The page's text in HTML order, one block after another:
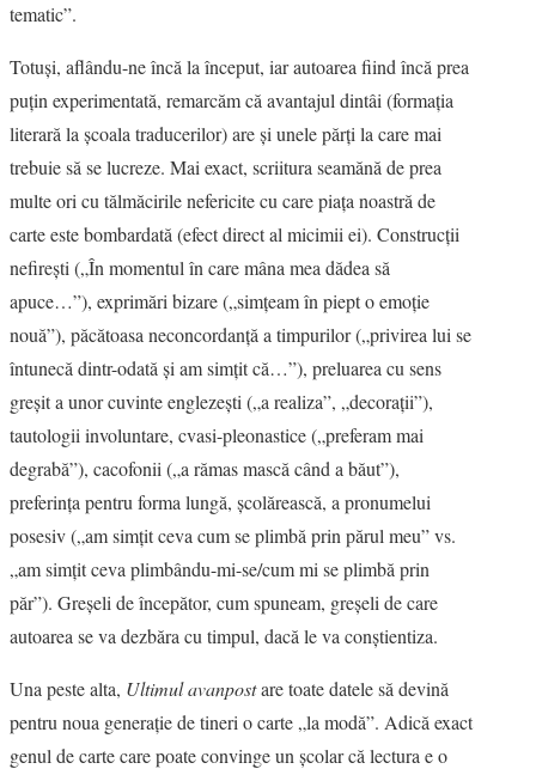
tematic”.
Totuşi, aflându-ne încă la început, iar autoarea fiind încă prea
puţin experimentată, remarcăm că avantajul dintâi (formaţia
literară la şcoala traducerilor) are şi unele părţi la care mai
trebuie să se lucreze. Mai exact, scriitura seamănă de prea
multe ori cu tălmăcirile nefericite cu care piaţa noastră de
carte este bombardată (efect direct al micimii ei). Construcţii
nefireşti („În momentul în care mâna mea dădea să
apuce…”), exprimări bizare („simţeam în piept o emoţie
nouă”), păcătoasa neconcordanţă a timpurilor („privirea lui se
întunecă dintr-odată şi am simţit că…”), preluarea cu sens
greşit a unor cuvinte englezeşti („a realiza”, „decoraţii”),
tautologii involuntare, cvasi-pleonastice („preferam mai
degrabă”), cacofonii („a rămas mască când a băut”),
preferinţa pentru forma lungă, şcolărească, a pronumelui
posesiv („am simţit ceva cum se plimbă prin părul meu” vs.
„am simţit ceva plimbându-mi-se/cum mi se plimbă prin
păr”). Greşeli de începător, cum spuneam, greşeli de care
autoarea se va dezbăra cu timpul, dacă le va conştientiza.
Una peste alta, Ultimul avanpostare toate datele să devină
pentru noua generaţie de tineri o carte „la modă”. Adică exact
genul de carte care poate convinge un şcolar că lectura e o